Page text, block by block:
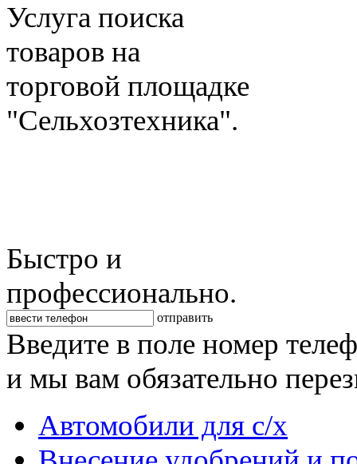
Услуга поиска
товаров на
торговой площадке
"Сельхозтехника".
Быстро и
профессионально.
отправить
Введите в поле номер
и мы вам обязательно
Автомобили для с/х